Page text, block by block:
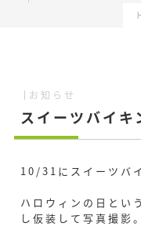
お知らせ
スイーツバイキ
10/31にスイーツバ
ハロウィンの日とい
し仮装して写真撮影。